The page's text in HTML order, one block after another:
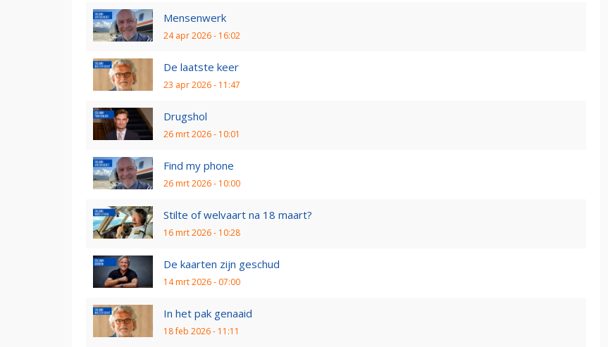
Mensenwerk
24 apr 2026 - 16:02
De laatste keer
23 apr 2026 - 11:47
Drugshol
26 mrt 2026 - 10:01
Find my phone
26 mrt 2026 - 10:00
Stilte of welvaart na 18 maart?
16 mrt 2026 - 10:28
De kaarten zijn geschud
14 mrt 2026 - 07:00
In het pak genaaid
18 feb 2026 - 11:11